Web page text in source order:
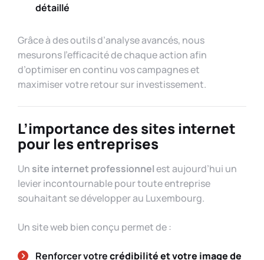
détaillé
Grâce à des outils d’analyse avancés, nous
mesurons l’efficacité de chaque action afin
d’optimiser en continu vos campagnes et
maximiser votre retour sur investissement.
L’importance des sites internet
pour les entreprises
Un site internet professionnelest aujourd’hui un
levier incontournable pour toute entreprise
souhaitant se développer au Luxembourg.
Un site web bien conçu permet de :
Renforcer votrecrédibilité et votre image de